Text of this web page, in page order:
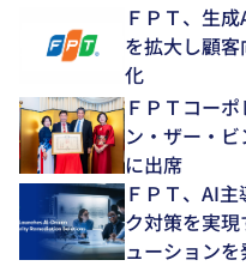
ＦＰＴ、生
を拡大し顧
化
ＦＰＴコー
ン・ザー・
に出席
ＦＰＴ、AI
ク対策を実
ューションを